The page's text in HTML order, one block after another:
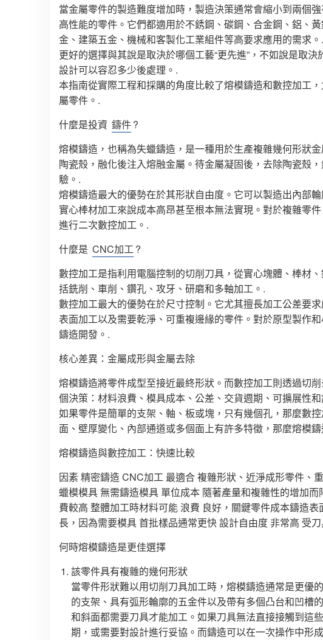
當金屬零件的製造難度增加時，製造決策通常會縮小到兩個
高性能的零件。它們都適用於不銹鋼、碳鋼、合金鋼、鋁、
金、建築五金、機械和客製化工業組件等高要求應用的需求。.
更好的選擇與其說是取決於哪個工藝“更先進”，不如說是取
設計可以容忍多少後處理。.
本指南從實際工程和採購的角度比較了熔模鑄造和數控加工
屬零件。.
什麼是投資 鑄件?
熔模鑄造，也稱為失蠟鑄造，是一種用於生產複雜幾何形狀
陶瓷殼，融化後注入熔融金屬。待金屬凝固後，去除陶瓷殼
驗。.
熔模鑄造最大的優勢在於其形狀自由度。它可以製造出內部
實心棒材加工來說成本高昂甚至根本無法實現。對於複雜零
進行二次數控加工。.
什麼是 CNC加工?
數控加工是指利用電腦控制的切削刀具，從實心塊體、棒材
括銑削、車削、鑽孔、攻牙、研磨和多軸加工。.
數控加工最大的優勢在於尺寸控制。它尤其擅長加工公差要
表面加工以及需要乾淨、可重複邊緣的零件。對於原型製作
鑄造開發。.
核心差異：金屬成形與金屬去除
熔模鑄造將零件成型至接近最終形狀。而數控加工則透過切
個決策：材料浪費、模具成本、公差、交貨週期、可擴展性
如果零件是簡單的支架、軸、板或塊，只有幾個孔，那麼數
面、壁厚變化、內部通道或多個面上有許多特徵，那麼熔模
熔模鑄造與數控加工：快速比較
因素 精密鑄造 CNC加工 最適合 複雜形狀、近淨成形零件、
蠟模模具 無需鑄造模具 單位成本 隨著產量和複雜性的增加
費較高 整體加工時材料可能 浪費 良好，關鍵零件成本鑄造
長，因為需要模具 首批樣品通常更快 設計自由度 非常高 受
何時熔模鑄造是更佳選擇
該零件具有複雜的幾何形狀
當零件形狀難以用切削刀具加工時，熔模鑄造通常是更優
的支架、具有弧形輪廓的五金件以及帶有多個凸台和凹槽
和斜面都需要刀具才能加工。如果刀具無法直接接觸到這
期，或需要對設計進行妥協。而鑄造可以在一次操作中形